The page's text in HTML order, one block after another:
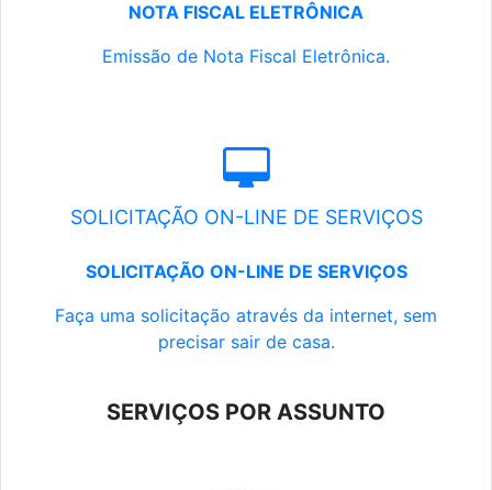
NOTA FISCAL ELETRÔNICA
Emissão de Nota Fiscal Eletrônica.
SOLICITAÇÃO ON-LINE DE SERVIÇOS
SOLICITAÇÃO ON-LINE DE SERVIÇOS
Faça uma solicitação através da internet, sem
precisar sair de casa.
SERVIÇOS POR ASSUNTO